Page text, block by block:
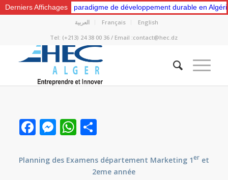
Derniers Affichages
un nouveau paradigme de développement durable en Algérie:
العربية Français
English
Tel: (+213) 24 38 00 36 / Email :contact@hec.dz
Facebook
Messenger
WhatsApp
Partager
Planning des Examens département Marketing 1eret
2eme année